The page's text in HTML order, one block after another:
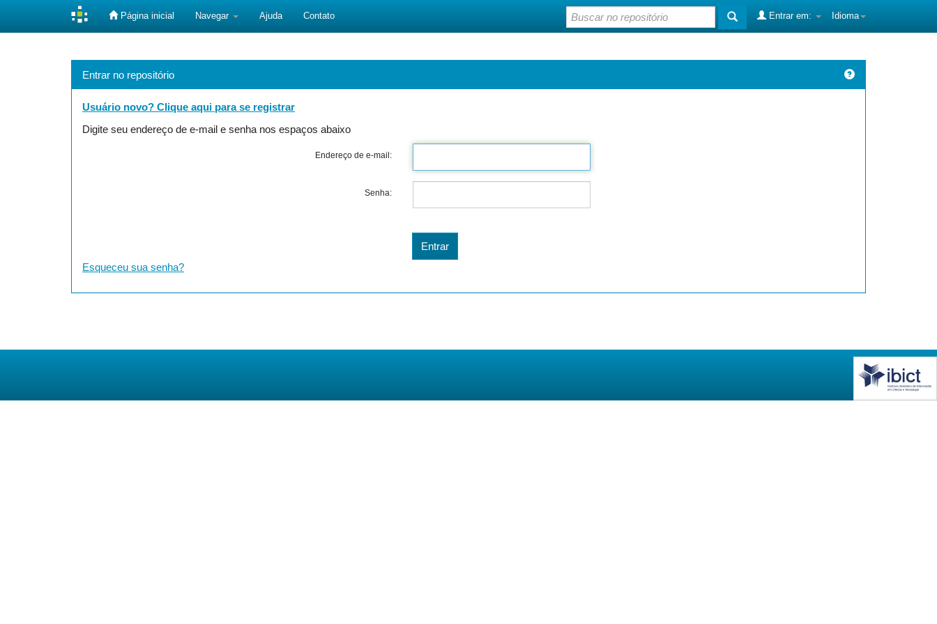
Página inicial Navegar Ajuda Contato Idioma
Entrar em:
Entrar no repositório
Usuário novo? Clique aqui para se registrar
Digite seu endereço de e-mail e senha nos espaços abaixo
Endereço de e-mail:
Senha:
Esqueceu sua senha?